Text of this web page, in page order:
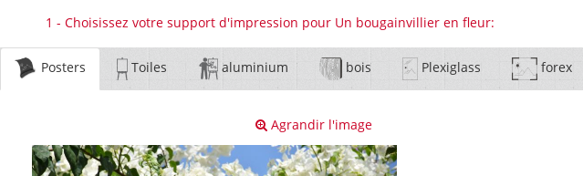
1 - Choisissez votre support d'impression pour Un bougainvillier en fleur:
Posters Toiles aluminium bois Plexiglass forex
Agrandir l'image